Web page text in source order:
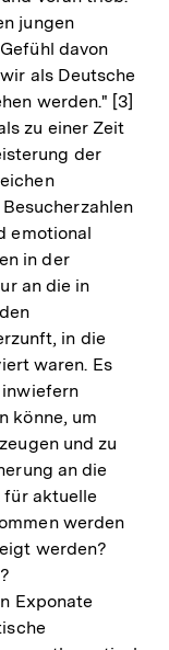
jungen
davon
als Deutsche
werden." [3]
zu einer Zeit
der
emotional
in der
an die in
in die
waren. Es
könne, um
und zu
an die
für aktuelle
werden
werden?
Exponate